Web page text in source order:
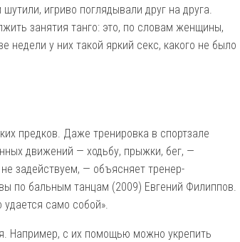
игриво поглядывали друг на друга.
занятия танго: это, по словам женщины,
у них такой яркий секс, какого не было
предков. Даже тренировка в спортзале
движений — ходьбу, прыжки, бег, —
задействуем, — объясняет тренер-
по бальным танцам (2009) Евгений Филиппов.
удается само собой».
Например, с их помощью можно укрепить